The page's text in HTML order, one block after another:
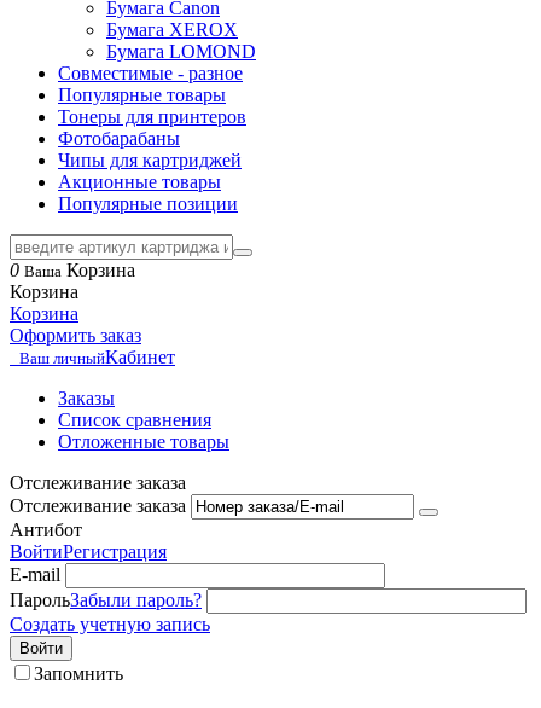
Бумага Canon
Бумага XEROX
Бумага LOMOND
Совместимые - разное
Популярные товары
Тонеры для принтеров
Фотобарабаны
Чипы для картриджей
Акционные товары
Популярные позиции
0 Ваша Корзина
Корзина
Корзина
Оформить заказ
Ваш личныйКабинет
Заказы
Список сравнения
Отложенные товары
Отслеживание заказа
Отслеживание заказа
Антибот
ВойтиРегистрация
E-mail
ПарольЗабыли пароль?
Создать учетную запись
Войти
Запомнить